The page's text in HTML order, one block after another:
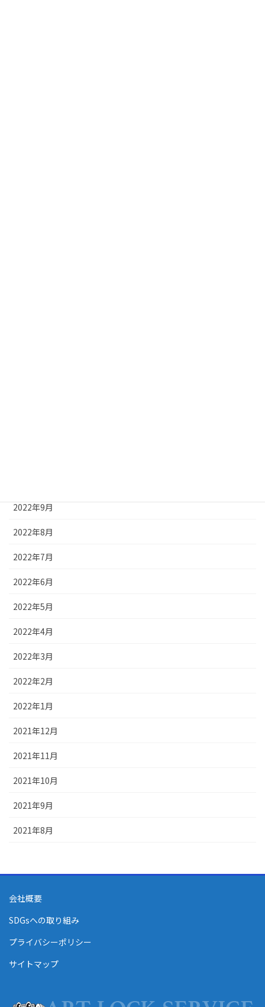
2022年9月
2022年8月
2022年7月
2022年6月
2022年5月
2022年4月
2022年3月
2022年2月
2022年1月
2021年12月
2021年11月
2021年10月
2021年9月
2021年8月
会社概要
SDGsへの取り組み
プライバシーポリシー
サイトマップ